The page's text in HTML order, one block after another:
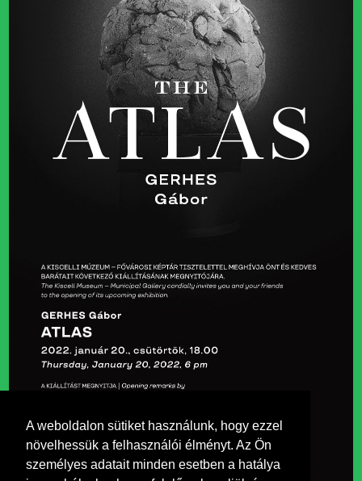
A weboldalon sütiket használunk, hogy ezzel
növelhessük a felhasználói élményt. Az Ön
személyes adatait minden esetben a hatálya